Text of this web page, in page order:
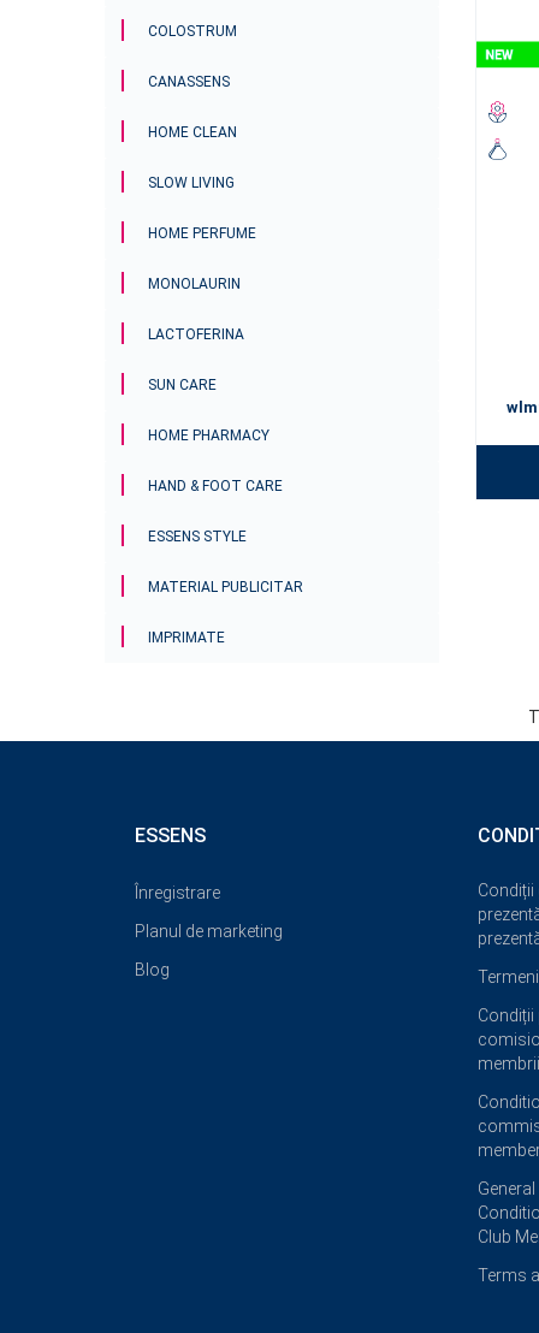
COLOSTRUM
CANASSENS
HOME CLEAN
SLOW LIVING
HOME PERFUME
MONOLAURIN
LACTOFERINA
SUN CARE
HOME PHARMACY
HAND & FOOT CARE
ESSENS STYLE
MATERIAL PUBLICITAR
IMPRIMATE
ESSENS
Înregistrare
Planul de marketing
Blog
Condiții
Condiții
Club
Terms